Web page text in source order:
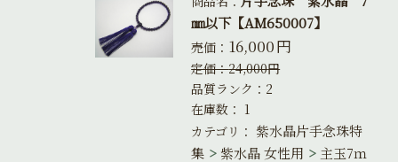
㎜以下【AM650007】
売価： 16,000円
定価：24,000円
品質ランク：2
在庫数： 1
カテゴリ： 紫水晶片手念珠特
集
紫水晶 女性用
主玉7ｍ